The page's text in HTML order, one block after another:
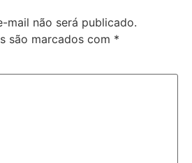
mail não será publicado.
são marcados com *